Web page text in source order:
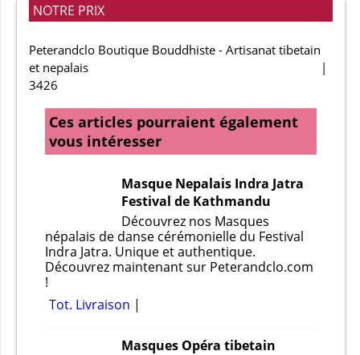
NOTRE PRIX
Peterandclo Boutique Bouddhiste - Artisanat tibetain
et nepalais
3426
Ces articles pourraient également
vous intéresser
Masque Nepalais Indra Jatra
Festival de Kathmandu
Découvrez nos Masques
népalais de danse cérémonielle du Festival
Indra Jatra. Unique et authentique.
Découvrez maintenant sur Peterandclo.com
!
Tot. Livraison
Masques Opéra tibetain